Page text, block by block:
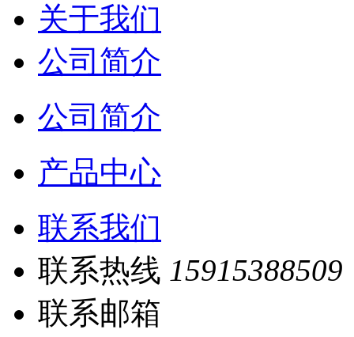
关于我们
公司简介
公司简介
产品中心
联系我们
联系热线 15915388509
联系邮箱